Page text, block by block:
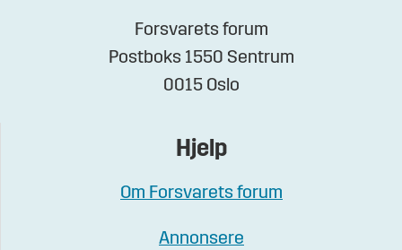
Forsvarets forum
Postboks 1550 Sentrum
0015 Oslo
Hjelp
Om Forsvarets forum
Annonsere